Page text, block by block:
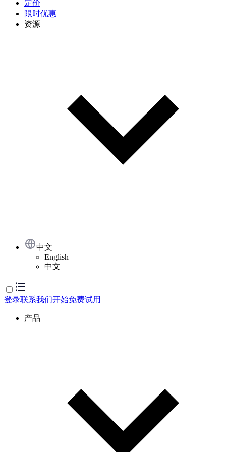
定价
限时优惠
资源
中文
English
中文
登录联系我们开始免费试用
产品